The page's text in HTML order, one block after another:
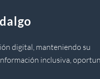
digital, manteniendo su
inclusiva,